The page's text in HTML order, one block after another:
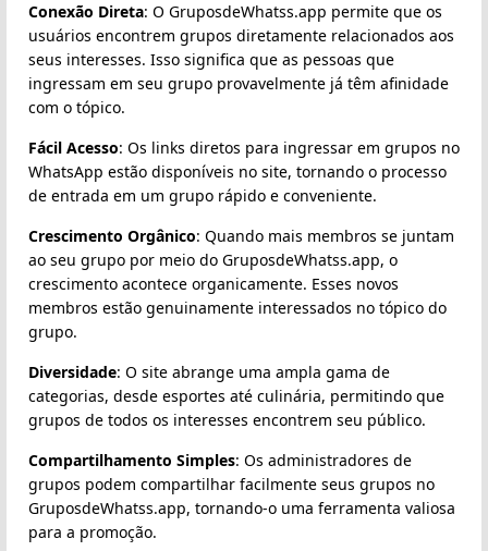
Conexão Direta: O GruposdeWhatss.app permite que os
usuários encontrem grupos diretamente relacionados aos
seus interesses. Isso significa que as pessoas que
ingressam em seu grupo provavelmente já têm afinidade
com o tópico.
Fácil Acesso: Os links diretos para ingressar em grupos no
WhatsApp estão disponíveis no site, tornando o processo
de entrada em um grupo rápido e conveniente.
Crescimento Orgânico: Quando mais membros se juntam
ao seu grupo por meio do GruposdeWhatss.app, o
crescimento acontece organicamente. Esses novos
membros estão genuinamente interessados no tópico do
grupo.
Diversidade: O site abrange uma ampla gama de
categorias, desde esportes até culinária, permitindo que
grupos de todos os interesses encontrem seu público.
Compartilhamento Simples: Os administradores de
grupos podem compartilhar facilmente seus grupos no
GruposdeWhatss.app, tornando-o uma ferramenta valiosa
para a promoção.